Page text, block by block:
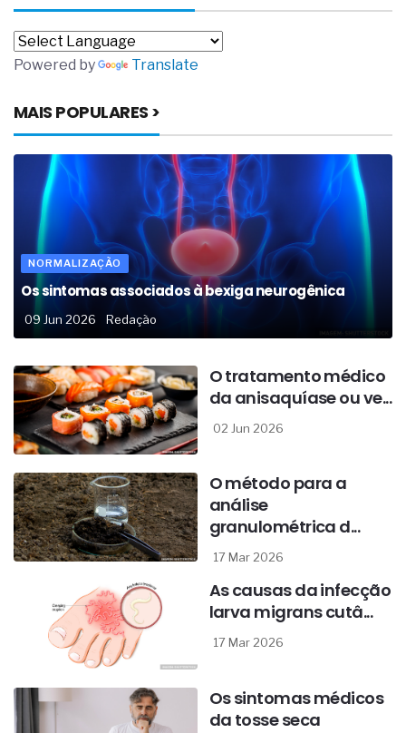
Powered by Translate
MAIS POPULARES >
NORMALIZAÇÃO
Os sintomas associados à bexiga neurogênica
09 Jun 2026 Redação
O tratamento médico
da anisaquíase ou ve...
02 Jun 2026
O método para a
análise
granulométrica d...
17 Mar 2026
As causas da infecção
larva migrans cutâ...
17 Mar 2026
Os sintomas médicos
da tosse seca